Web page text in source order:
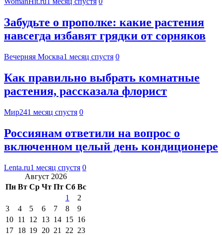
Забудьте о прополке: какие растения
навсегда избавят грядки от сорняков
Вечерняя Москва1 месяц спустя 0
Как правильно выбрать комнатные
растения, рассказала флорист
Мир241 месяц спустя 0
Россиянам ответили на вопрос о
включенном целый день кондиционере
Lenta.ru1 месяц спустя 0
Август 2026
Пн Вт Ср Чт Пт Сб Вс
1
2
3
4 5 6 7 8
9
10 11 12 13 14 15 16
17 18 19 20 21 22 23